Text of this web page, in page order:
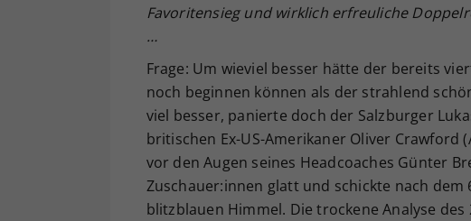
Favoritensieg und wirklich erfreuliche
…
Frage: Um wieviel besser hätte der bereits
noch beginnen können als der strahlend
viel besser, panierte doch der Salzburger
britischen Ex-US-Amerikaner Oliver Crawford
vor den Augen seines Headcoaches Günter
Zuschauer:innen glatt und schickte nach dem
blitzblauen Himmel. Die trockene Analyse